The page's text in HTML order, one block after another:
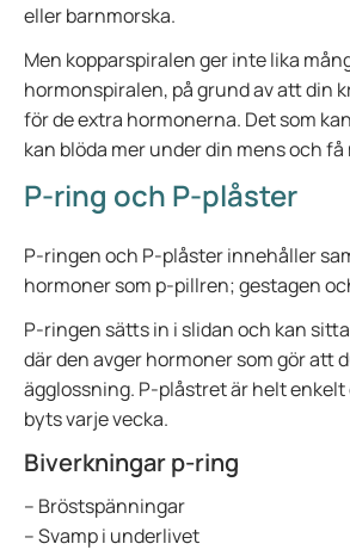
eller barnmorska.
Men kopparspiralen ger inte lika
hormonspiralen, på grund av att din
för de extra hormonerna. Det som
kan blöda mer under din mens och
P-ring och P-plåster
P-ringen och P-plåster innehåller
hormoner som p-pillren; gestagen
P-ringen sätts in i slidan och kan
där den avger hormoner som gör att
ägglossning. P-plåstret är helt
byts varje vecka.
Biverkningar p-ring
– Bröstspänningar
– Svamp i underlivet